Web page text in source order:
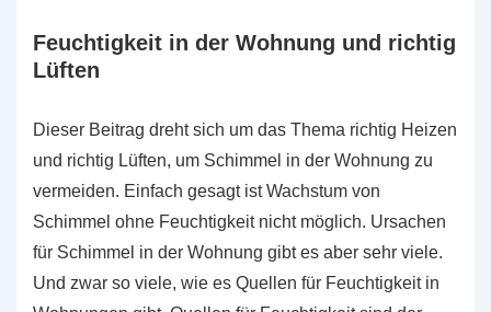
Feuchtigkeit in der Wohnung und richtig
Lüften
Dieser Beitrag dreht sich um das Thema richtig Heizen
und richtig Lüften, um Schimmel in der Wohnung zu
vermeiden. Einfach gesagt ist Wachstum von
Schimmel ohne Feuchtigkeit nicht möglich. Ursachen
für Schimmel in der Wohnung gibt es aber sehr viele.
Und zwar so viele, wie es Quellen für Feuchtigkeit in